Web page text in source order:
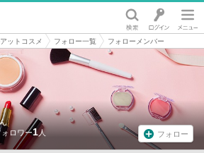
ットコスメ フォロー一覧 フォローメンバー
1 フォロー